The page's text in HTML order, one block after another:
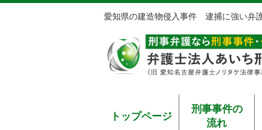
愛知県の建造物侵入事件 逮捕に強い弁
トップページ
刑事事件の
流れ